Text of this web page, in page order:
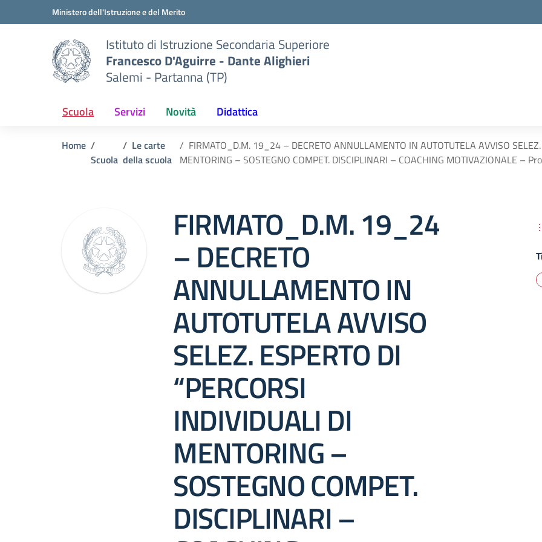
Vai ai contenuti
Vai al menu di navigazioneMinistero dell'Istruzione e del Merito
Istituto di Istruzione Secondaria Superiore
Francesco D'Aguirre - Dante Alighieri
Salemi - Partanna (TP)
Scuola Servizi Novità Didattica
Home
Scuola
Le carte
della scuola
FIRMATO_D.M. 19_24 – DECRETO ANNULLAMENTO IN AUTOTUTELA AVVISO
MENTORING – SOSTEGNO COMPET. DISCIPLINARI – COACHING MOTIVAZIONALE –
FIRMATO_D.M. 19_24
– DECRETO
ANNULLAMENTO IN
AUTOTUTELA AVVISO
SELEZ. ESPERTO DI
“PERCORSI
INDIVIDUALI DI
MENTORING –
SOSTEGNO COMPET.
DISCIPLINARI –